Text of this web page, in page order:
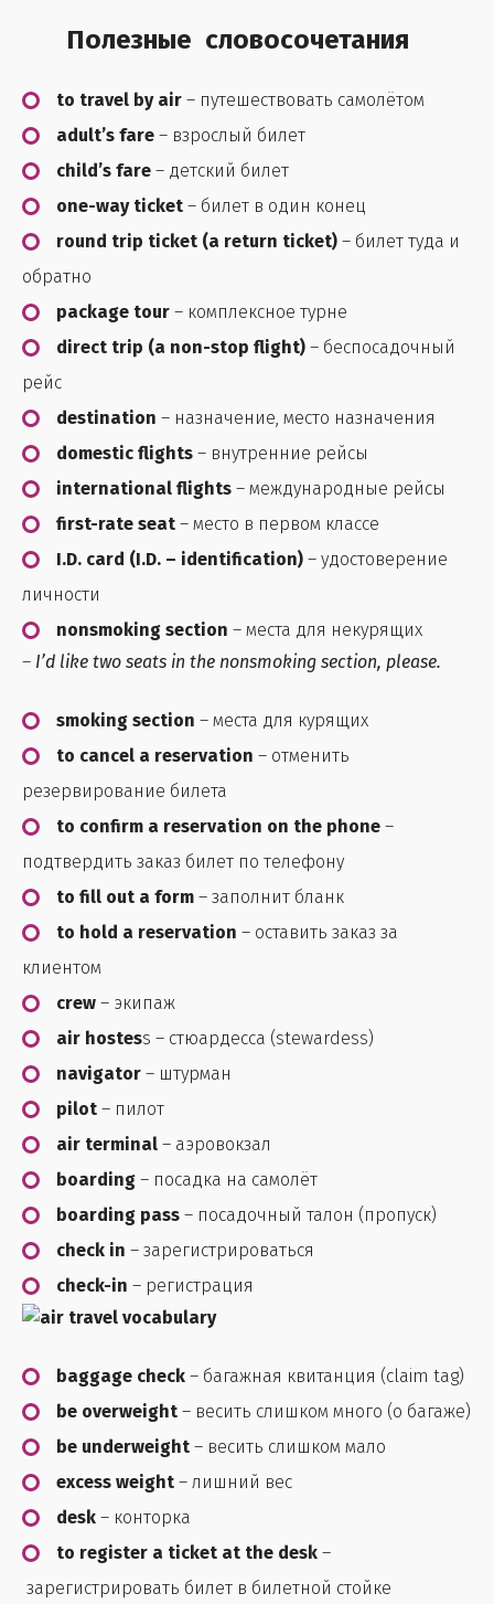
Полезные словосочетания
to travel by air – путешествовать самолётом
adult’s fare – взрослый билет
child’s fare – детский билет
one-way ticket – билет в один конец
round trip ticket (a return ticket) – билет туда и
обратно
package tour – комплексное турне
direct trip (a non-stop flight) – беспосадочный
рейс
destination – назначение, место назначения
domestic flights – внутренние рейсы
international flights – международные рейсы
first-rate seat – место в первом классе
I.D. card (I.D. – identification) – удостоверение
личности
nonsmoking section – места для некурящих
– I’d like two seats in the nonsmoking section, please.
smoking section – места для курящих
to cancel a reservation – отменить
резервирование билета
to confirm a reservation on the phone –
подтвердить заказ билет по телефону
to fill out a form – заполнит бланк
to hold a reservation – оставить заказ за
клиентом
crew – экипаж
air hostess – стюардесса (stewardess)
navigator – штурман
pilot – пилот
air terminal – аэровокзал
boarding – посадка на самолёт
boarding pass – посадочный талон (пропуск)
check in – зарегистрироваться
check-in – регистрация
baggage check – багажная квитанция (claim tag)
be overweight – весить слишком много (о багаже)
be underweight – весить слишком мало
excess weight – лишний вес
desk – конторка
to register a ticket at the desk –
зарегистрировать билет в билетной стойке